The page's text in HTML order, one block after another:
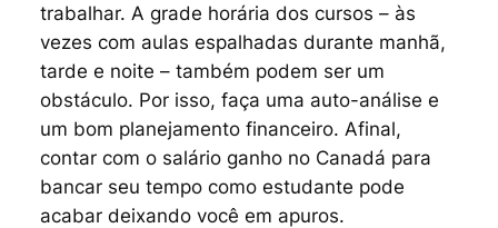
trabalhar. A grade horária dos cursos – às
vezes com aulas espalhadas durante manhã,
tarde e noite – também podem ser um
obstáculo. Por isso, faça uma auto-análise e
um bom planejamento financeiro. Afinal,
contar com o salário ganho no Canadá para
bancar seu tempo como estudante pode
acabar deixando você em apuros.